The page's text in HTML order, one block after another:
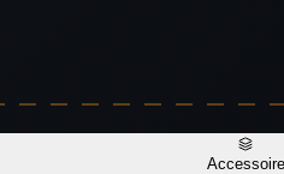
Accessoire